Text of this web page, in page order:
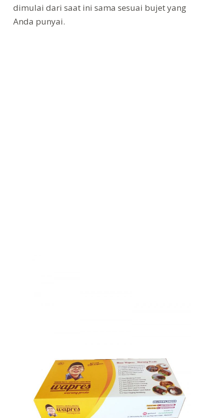
dimulai dari saat ini sama sesuai bujet yang
Anda punyai.